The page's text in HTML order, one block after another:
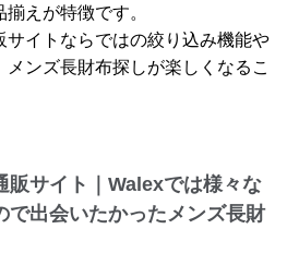
えが特徴です。
サイトならではの絞り込み機能や
ンズ長財布探しが楽しくなるこ
販サイト｜Walexでは様々な
で出会いたかったメンズ長財